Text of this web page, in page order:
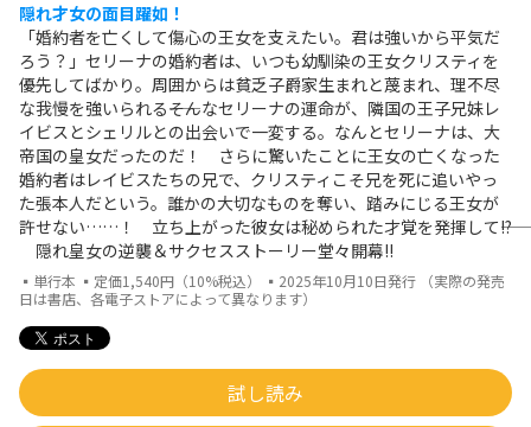
隠れ才女の面目躍如！
「婚約者を亡くして傷心の王女を支えたい。君は強いから平気だ
ろう？」セリーナの婚約者は、いつも幼馴染の王女クリスティを
優先してばかり。周囲からは貧乏子爵家生まれと蔑まれ、理不尽
な我慢を強いられる――そんなセリーナの運命が、隣国の王子兄妹レ
イビスとシェリルとの出会いで一変する。なんとセリーナは、大
帝国の皇女だったのだ！ さらに驚いたことに王女の亡くなった
婚約者はレイビスたちの兄で、クリスティこそ兄を死に追いやっ
た張本人だという。誰かの大切なものを奪い、踏みにじる王女が
許せない……！ 立ち上がった彼女は秘められた才覚を発揮して――!?
隠れ皇女の逆襲＆サクセスストーリー堂々開幕!!
▪単行本 ▪定価1,540円（10%税込） ▪2025年10月10日発行 （実際の発売
日は書店、各電子ストアによって異なります）
試し読み